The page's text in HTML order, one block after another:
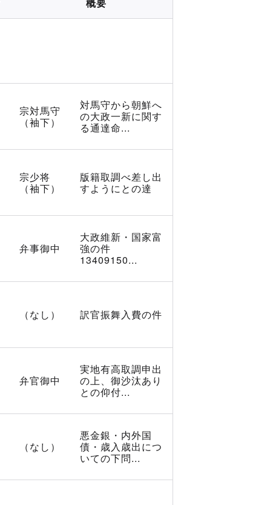
宗対馬守
（袖下）
対馬守から朝鮮へ
の大政一新に関す
る通達命...
宗少将
（袖下）
版籍取調べ差し出
すようにとの達
弁事御中
大政維新・国家富
強の件
13409150...
（なし） 訳官振舞入費の件
弁官御中
実地有高取調申出
の上、御沙汰あり
との仰付...
（なし）
悪金銀・内外国
債・歳入歳出につ
いての下問...